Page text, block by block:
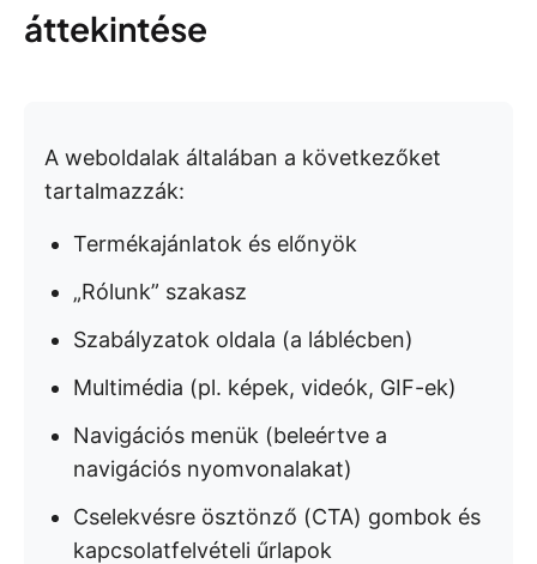
áttekintése
A weboldalak általában a következőket
tartalmazzák:
Termékajánlatok és előnyök
„Rólunk” szakasz
Szabályzatok oldala (a láblécben)
Multimédia (pl. képek, videók, GIF-ek)
Navigációs menük (beleértve a
navigációs nyomvonalakat)
Cselekvésre ösztönző (CTA) gombok és
kapcsolatfelvételi űrlapok